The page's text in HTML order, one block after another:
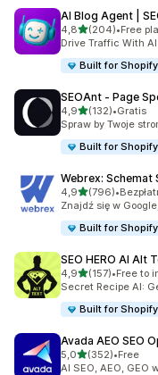
AI Blog Agent |
4,8na 5 gwiazdek
(204)
Łączna liczba
•Free
Drive Traffic With
Built for Shopify
SEOAnt ‑ Page
4,9na 5 gwiazdek
(132)
Łączna liczba
•Gratis
Spraw by Twoje
Built for Shopify
Webrex: Schemat
4,9na 5 gwiazdek
(796)
Łączna liczba
•
Znajdź się w
Built for Shopify
SEO HERO AI Alt
4,9na 5 gwiazdek
(157)
Łączna liczba
•Free to
Secret Recipe AI:
Built for Shopify
Avada AEO SEO
5,0na 5 gwiazdek
(352)
Łączna liczba
•Free
AI SEO, AEO, GEO